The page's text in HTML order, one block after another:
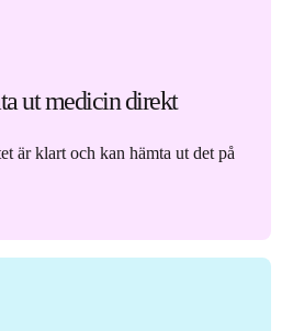
ut medicin direkt
är klart och kan hämta ut det på